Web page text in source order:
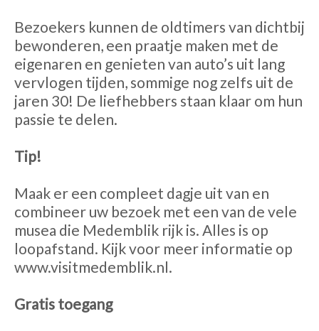
Bezoekers kunnen de oldtimers van dichtbij
bewonderen, een praatje maken met de
eigenaren en genieten van auto’s uit lang
vervlogen tijden, sommige nog zelfs uit de
jaren 30! De liefhebbers staan klaar om hun
passie te delen.
Tip!
Maak er een compleet dagje uit van en
combineer uw bezoek met een van de vele
musea die Medemblik rijk is. Alles is op
loopafstand. Kijk voor meer informatie op
www.visitmedemblik.nl.
Gratis toegang